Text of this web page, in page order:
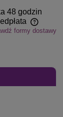
48 godzin
formy dostawy